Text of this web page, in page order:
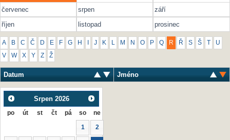
červenec
srpen
září
říjen
listopad prosinec
A B C Č D E F G H J K L M N O P Q R Ř S Š U
V W X Y Z Ž
Datum Jméno
Srpen 2026
po út st čt pá so ne
1 2